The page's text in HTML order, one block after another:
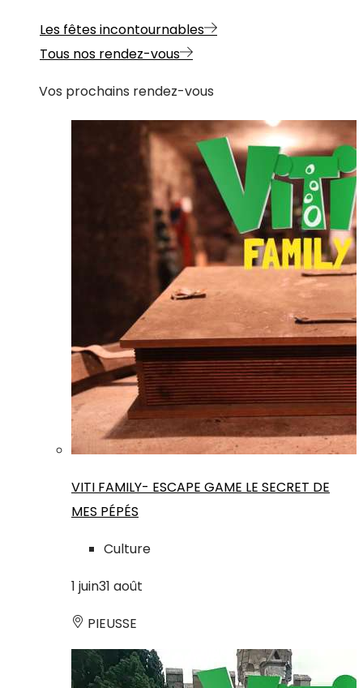
Les fêtes incontournables
Tous nos rendez-vous
Vos prochains rendez-vous
VITI FAMILY- ESCAPE GAME LE SECRET DE
MES PÉPÉS
Culture
1 juin31 août
PIEUSSE